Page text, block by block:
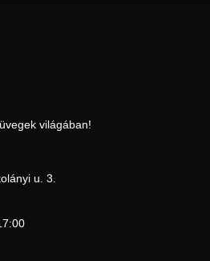
világában!
u. 3.